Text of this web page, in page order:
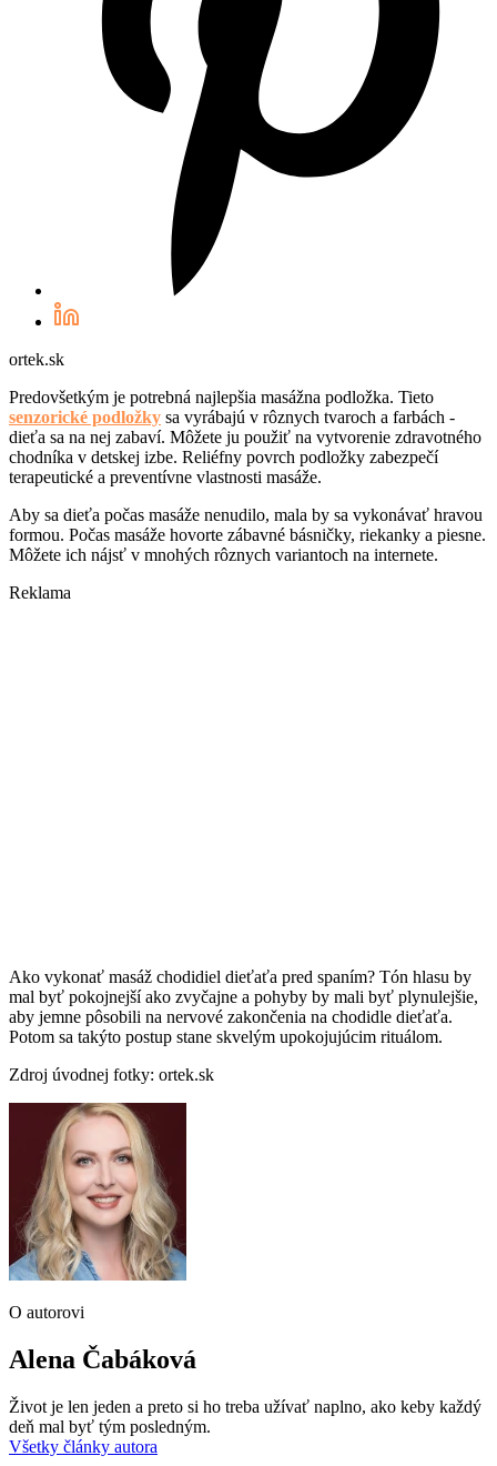
ortek.sk
Predovšetkým je potrebná najlepšia masážna podložka. Tieto
senzorické podložky sa vyrábajú v rôznych tvaroch a farbách -
dieťa sa na nej zabaví. Môžete ju použiť na vytvorenie zdravotného
chodníka v detskej izbe. Reliéfny povrch podložky zabezpečí
terapeutické a preventívne vlastnosti masáže.
Aby sa dieťa počas masáže nenudilo, mala by sa vykonávať hravou
formou. Počas masáže hovorte zábavné básničky, riekanky a piesne.
Môžete ich nájsť v mnohých rôznych variantoch na internete.
Reklama
Ako vykonať masáž chodidiel dieťaťa pred spaním? Tón hlasu by
mal byť pokojnejší ako zvyčajne a pohyby by mali byť plynulejšie,
aby jemne pôsobili na nervové zakončenia na chodidle dieťaťa.
Potom sa takýto postup stane skvelým upokojujúcim rituálom.
Zdroj úvodnej fotky: ortek.sk
O autorovi
Alena Čabáková
Život je len jeden a preto si ho treba užívať naplno, ako keby každý
deň mal byť tým posledným.
Všetky články autora